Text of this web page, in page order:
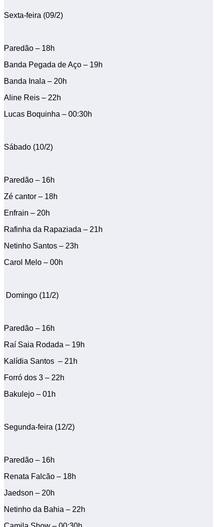
Sexta-feira (09/2)
Paredão – 18h
Banda Pegada de Aço – 19h
Banda Inala – 20h
Aline Reis – 22h
Lucas Boquinha – 00:30h
Sábado (10/2)
Paredão – 16h
Zé cantor – 18h
Enfrain – 20h
Rafinha da Rapaziada – 21h
Netinho Santos – 23h
Carol Melo – 00h
Domingo (11/2)
Paredão – 16h
Raí Saia Rodada – 19h
Kalídia Santos – 21h
Forró dos 3 – 22h
Bakulejo – 01h
Segunda-feira (12/2)
Paredão – 16h
Renata Falcão – 18h
Jaedson – 20h
Netinho da Bahia – 22h